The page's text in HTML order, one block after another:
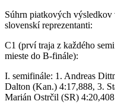
Súhrn piatkových
slovenskí reprezentanti:
C1 (prví traja z každého
mieste do B-finále):
I. semifinále: 1. Andreas
Dalton (Kan.) 4:17,888, 3.
Marián Ostrčil (SR)